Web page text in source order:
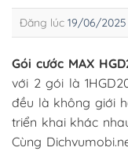
Đăng lúc 19/06/2025
Gói cước MAX
với 2 gói là
đều là không giới
triển khai khác
Cùng